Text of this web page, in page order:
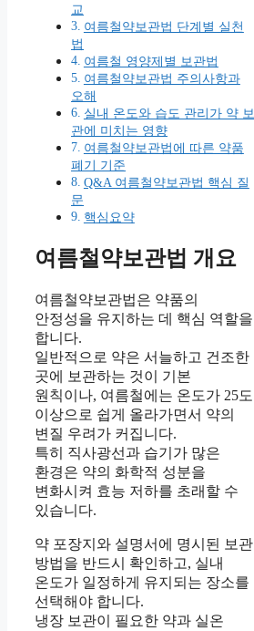
교
여름철약보관법 단계별 실천
법
여름철 영양제별 보관법
여름철약보관법 주의사항과
오해
실내 온도와 습도 관리가 약 보
관에 미치는 영향
여름철약보관법에 따른 약품
폐기 기준
Q&A 여름철약보관법 핵심 질
문
핵심요약
여름철약보관법 개요
여름철약보관법은 약품의
안정성을 유지하는 데 핵심 역할을
합니다.
일반적으로 약은 서늘하고 건조한
곳에 보관하는 것이 기본
원칙이나, 여름철에는 온도가 25도
이상으로 쉽게 올라가면서 약의
변질 우려가 커집니다.
특히 직사광선과 습기가 많은
환경은 약의 화학적 성분을
변화시켜 효능 저하를 초래할 수
있습니다.
약 포장지와 설명서에 명시된 보관
방법을 반드시 확인하고, 실내
온도가 일정하게 유지되는 장소를
선택해야 합니다.
냉장 보관이 필요한 약과 실온